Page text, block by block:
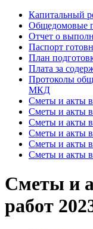
Капитальный
Общедомовые
Отчет о
Паспорт
План
Плата за
Протоколы
МКД
Сметы и акты
Сметы и акты
Сметы и акты
Сметы и акты
Сметы и акты
Сметы и акты
Сметы и
работ